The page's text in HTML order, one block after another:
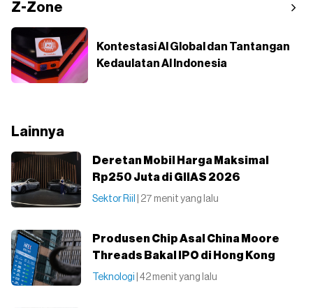
Z-Zone
Kontestasi AI Global dan Tantangan
Kedaulatan AI Indonesia
Lainnya
Deretan Mobil Harga Maksimal
Rp250 Juta di GIIAS 2026
Sektor Riil | 27 menit yang lalu
Produsen Chip Asal China Moore
Threads Bakal IPO di Hong Kong
Teknologi | 42 menit yang lalu